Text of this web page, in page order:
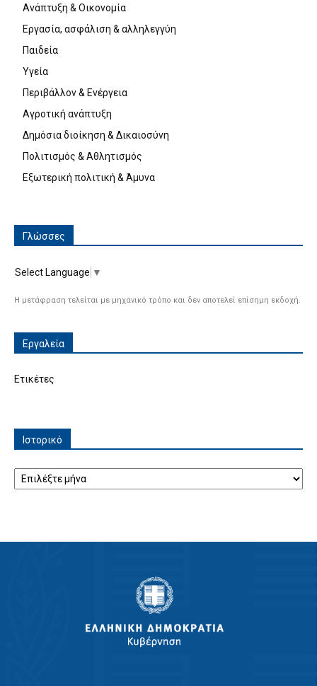
Ανάπτυξη & Οικονομία
Εργασία, ασφάλιση & αλληλεγγύη
Παιδεία
Υγεία
Περιβάλλον & Ενέργεια
Αγροτική ανάπτυξη
Δημόσια διοίκηση & Δικαιοσύνη
Πολιτισμός & Αθλητισμός
Εξωτερική πολιτική & Άμυνα
Γλώσσες
Select Language ▼
Η μετάφραση τελείται με μηχανικό τρόπο και δεν αποτελεί επίσημη εκδοχή.
Εργαλεία
Ετικέτες
Ιστορικό